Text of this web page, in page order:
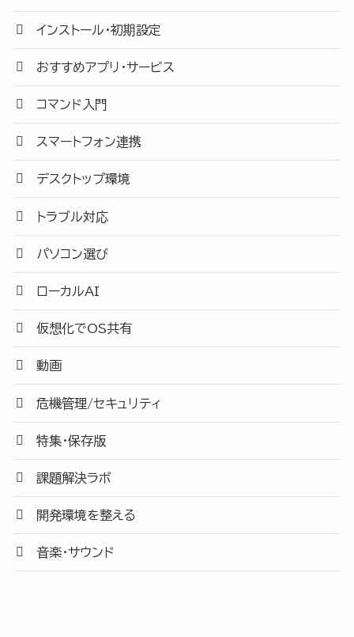
インストール・初期設定
おすすめアプリ・サービス
コマンド入門
スマートフォン連携
デスクトップ環境
トラブル対応
パソコン選び
ローカルAI
仮想化でOS共有
動画
危機管理/セキュリティ
特集・保存版
課題解決ラボ
開発環境を整える
音楽・サウンド